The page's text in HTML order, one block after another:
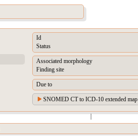
Id
Status
Associated morphology
Finding site
Due to
SNOMED CT to ICD-10 extended map
|